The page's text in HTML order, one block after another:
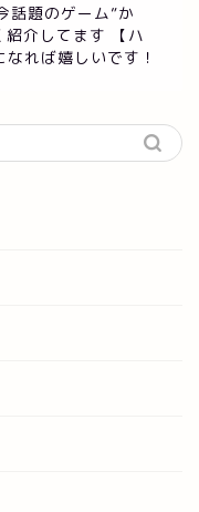
話題のゲーム”か
紹介してます 【ハ
れば嬉しいです！